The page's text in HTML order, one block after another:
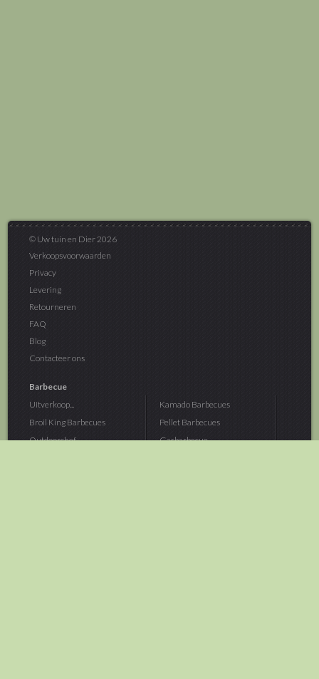
© Uw tuin en Dier 2026
Verkoopsvoorwaarden
Privacy
Levering
Retourneren
FAQ
Blog
Contacteer ons
Barbecue
Uitverkoop...
Broil King Barbecues
Outdoorchef...
Kamado Barbecues
Pellet Barbecues
Gasbarbecue